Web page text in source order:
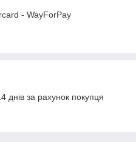
- WayForPay
днів за рахунок покупця